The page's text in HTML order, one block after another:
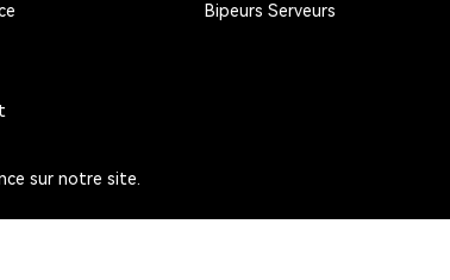
Bipeurs Serveurs
sur notre site.